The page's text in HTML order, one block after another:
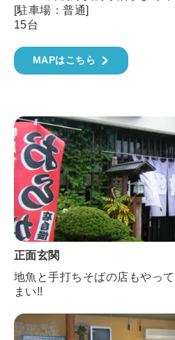
[駐車場：普通]
15台
MAPはこちら
正面玄関
地魚と手打ちそばの店もやっ
まい!!